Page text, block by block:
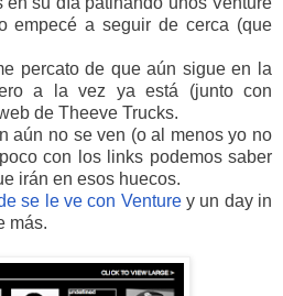
empecé a seguir de cerca (que
percato de que aún sigue en la
a la vez ya está (junto con
de Theeve Trucks.
aún no se ven (o al menos yo no
con los links podemos saber
irán en esos huecos.
se le ve con Venturey un day in
más.